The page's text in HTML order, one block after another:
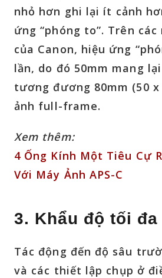
nhỏ hơn ghi lại ít cảnh
ứng “phóng to”. Trên các
của Canon, hiệu ứng
lần, do đó 50mm mang
tương đương 80mm (50
ảnh full-frame.
Xem thêm:
4 Ống Kính Một Tiêu Cự
Với Máy Ảnh APS-C
3. Khẩu độ tối đa
Tác động đến độ sâu
và các thiết lập chụp ở